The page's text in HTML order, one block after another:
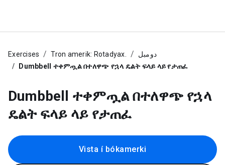
Exercises Tron amerik: Rotadyax.
دومبل
Dumbbell ተቀምጧል በተለዋጭ የኋላ ዴልት ፍላይ ላይ የታጠፈ
Dumbbell ተቀምጧል በተለዋጭ የኋላ
ዴልት ፍላይ ላይ የታጠፈ
Vista í bókamerki